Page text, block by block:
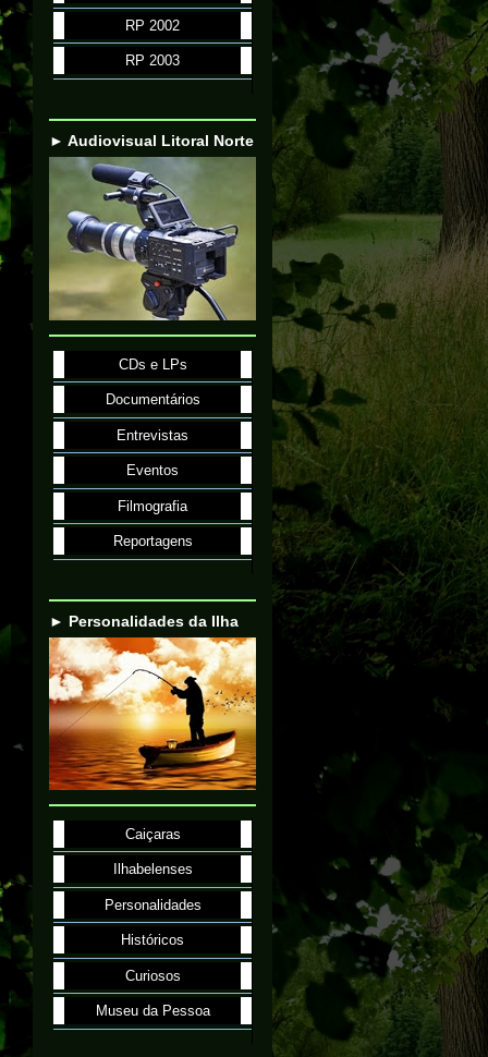
RP 2002
RP 2003
► Audiovisual Litoral Norte
CDs e LPs
Documentários
Entrevistas
Eventos
Filmografia
Reportagens
► Personalidades da Ilha
Caiçaras
Ilhabelenses
Personalidades
Históricos
Curiosos
Museu da Pessoa